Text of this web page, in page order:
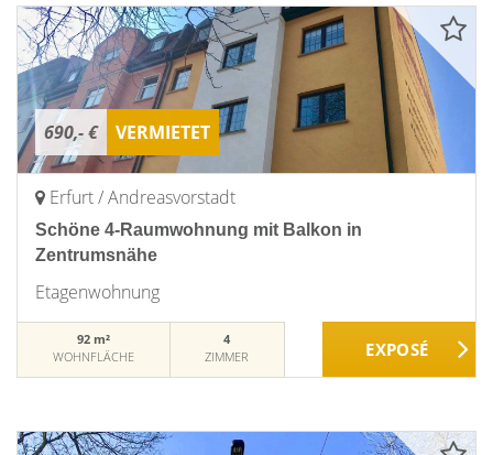
690,- € VERMIETET
Erfurt / Andreasvorstadt
Schöne 4-Raumwohnung mit Balkon in
Zentrumsnähe
Etagenwohnung
92 m²
WOHNFLÄCHE
4
ZIMMER